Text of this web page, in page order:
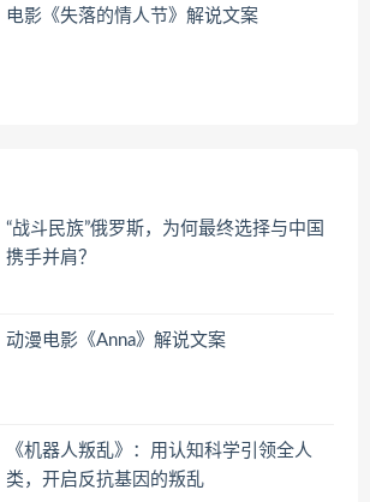
电影《失落的情人节》解说文案
“战斗民族”俄罗斯，为何最终选择与中国
携手并肩？
动漫电影《Anna》解说文案
《机器人叛乱》：用认知科学引领全人
类，开启反抗基因的叛乱